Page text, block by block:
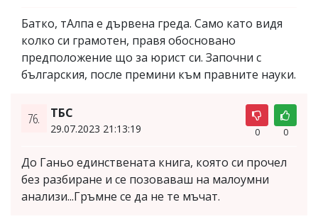
Батко, тАлпа е дървена греда. Само като видя
колко си грамотен, правя обосновано
предположение що за юрист си. Започни с
българския, после премини към правните науки.
76. ТБС
29.07.2023 21:13:19 0 0
До Ганьо единствената книга, която си прочел
без разбиране и се позоваваш на малоумни
анализи...Гръмне се да не те мъчат.